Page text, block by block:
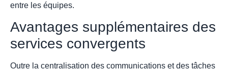
entre les équipes.
Avantages supplémentaires des
services convergents
Outre la centralisation des communications et des tâches